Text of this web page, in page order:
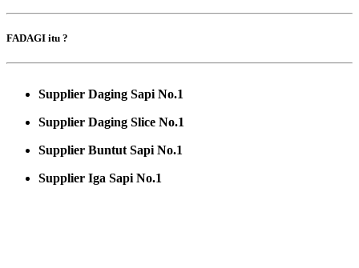
FADAGI itu ?
Supplier Daging Sapi No.1
Supplier Daging Slice No.1
Supplier Buntut Sapi No.1
Supplier Iga Sapi No.1